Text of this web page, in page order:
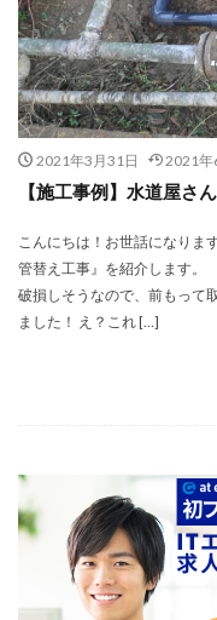
2021年3月31日 2021年
【施工事例】水道屋さ
こんにちは！お世話になりま
管替え工事』を紹介します
破損しそうなので、前もっ
ました！ え？これ […]